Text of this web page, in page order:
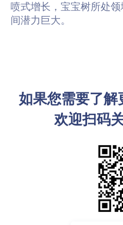
喷式增长，宝宝树所处
间潜力巨大。
如果您需要了解
欢迎扫码